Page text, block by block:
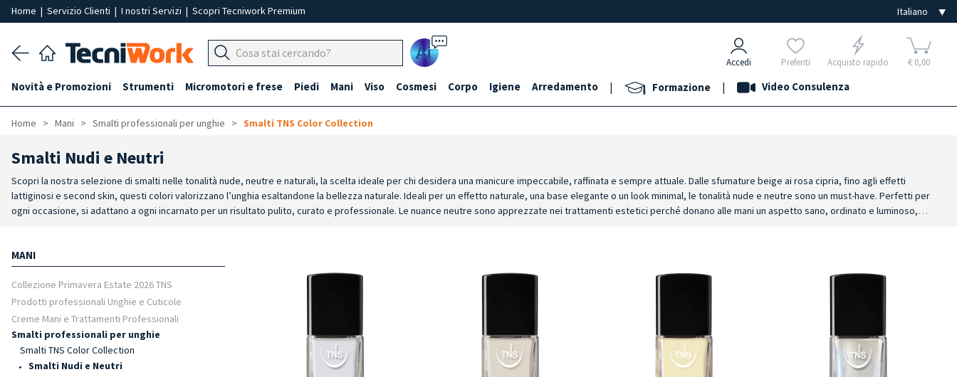
Home | Servizio Clienti | I nostri Servizi | Scopri Tecniwork Premium
Ai Accedi Preferiti Acquisto rapido € 0,00
Novità e Promozioni Strumenti Micromotori e frese Piedi Mani Viso Cosmesi Corpo Igiene Arredamento | Formazione | Video Consulenza
Home Mani Smalti professionali per unghie Smalti TNS Color Collection
Smalti Nudi e Neutri
Scopri la nostra selezione di smalti nelle tonalità nude, neutre e naturali, la scelta ideale per chi desidera una manicure impeccabile, raffinata e sempre attuale. Dalle sfumature beige ai rosa cipria, fino agli effetti
lattiginosi e second skin, questi colori valorizzano l’unghia esaltandone la bellezza naturale. Ideali per un effetto naturale, una base elegante o un look minimal, le tonalità nude e neutre sono un must-have. Perfetti per
ogni occasione, si adattano a ogni incarnato per un risultato pulito, curato e professionale. Le nuance neutre sono apprezzate nei trattamenti estetici perché donano alle mani un aspetto sano, ordinato e luminoso,
MANI
Collezione Primavera Estate 2026 TNS
Prodotti professionali Unghie e Cuticole
Creme Mani e Trattamenti Professionali
Smalti professionali per unghie
Smalti TNS Color Collection
Smalti Nudi e Neutri